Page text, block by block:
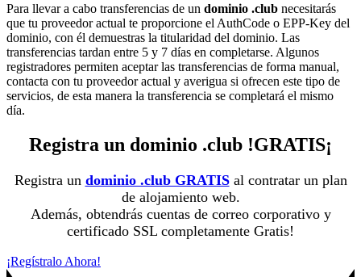
Para llevar a cabo transferencias de un dominio .club necesitarás
que tu proveedor actual te proporcione el AuthCode o EPP-Key del
dominio, con él demuestras la titularidad del dominio. Las
transferencias tardan entre 5 y 7 días en completarse. Algunos
registradores permiten aceptar las transferencias de forma manual,
contacta con tu proveedor actual y averigua si ofrecen este tipo de
servicios, de esta manera la transferencia se completará el mismo
día.
Registra un dominio .club !GRATIS¡
Registra un dominio .club GRATISal contratar un plan
de alojamiento web.
Además, obtendrás cuentas de correo corporativo y
certificado SSL completamente Gratis!
¡Regístralo Ahora!